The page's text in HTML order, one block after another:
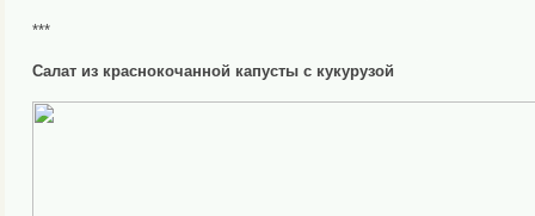
***
Салат из краснокочанной капусты с кукурузой